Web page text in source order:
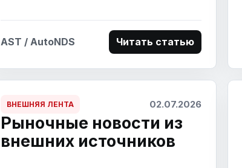
AST / AutoNDS Читать статью
ВНЕШНЯЯ ЛЕНТА 02.07.2026
Рыночные новости из
внешних источников